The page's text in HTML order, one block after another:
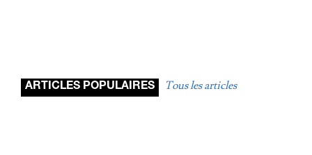
ARTICLES POPULAIRES Tous les articles